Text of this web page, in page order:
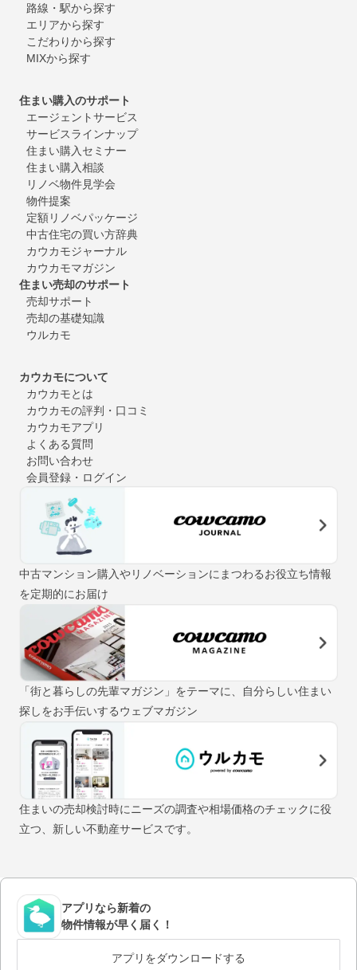
路線・駅から探す
エリアから探す
こだわりから探す
MIXから探す
住まい購入のサポート
エージェントサービス
サービスラインナップ
住まい購入セミナー
住まい購入相談
リノベ物件見学会
物件提案
定額リノベパッケージ
中古住宅の買い方辞典
カウカモジャーナル
カウカモマガジン
住まい売却のサポート
売却サポート
売却の基礎知識
ウルカモ
カウカモについて
カウカモとは
カウカモの評判・口コミ
カウカモアプリ
よくある質問
お問い合わせ
会員登録・ログイン
中古マンション購入やリノベーションにまつわるお役立ち情報
を定期的にお届け
「街と暮らしの先輩マガジン」をテーマに、自分らしい住まい
探しをお手伝いするウェブマガジン
住まいの売却検討時にニーズの調査や相場価格のチェックに役
立つ、新しい不動産サービスです。
アプリなら新着の
物件情報が早く届く！
アプリをダウンロードする